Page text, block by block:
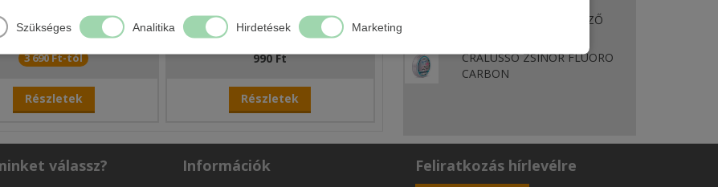
Szükséges Analitika Hirdetések Marketing
HOROG
3 690 Ft-tól
Részletek
NÉLKÜLI HOROG 10DB/CSOMAG
990 Ft
Részletek
CRALUSSO GUMI ÜTKÖZŐ
CRALUSSO ZSINOR FLUORO
CARBON
válassz? Információk Feliratkozás hírlevélre